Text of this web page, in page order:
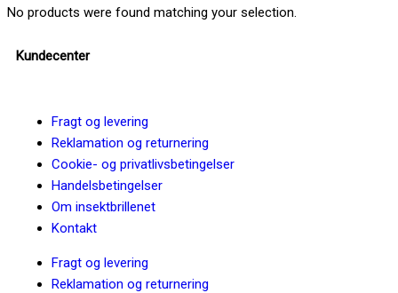
No products were found matching your selection.
Kundecenter
Fragt og levering
Reklamation og returnering
Cookie- og privatlivsbetingelser
Handelsbetingelser
Om insektbrillenet
Kontakt
Fragt og levering
Reklamation og returnering